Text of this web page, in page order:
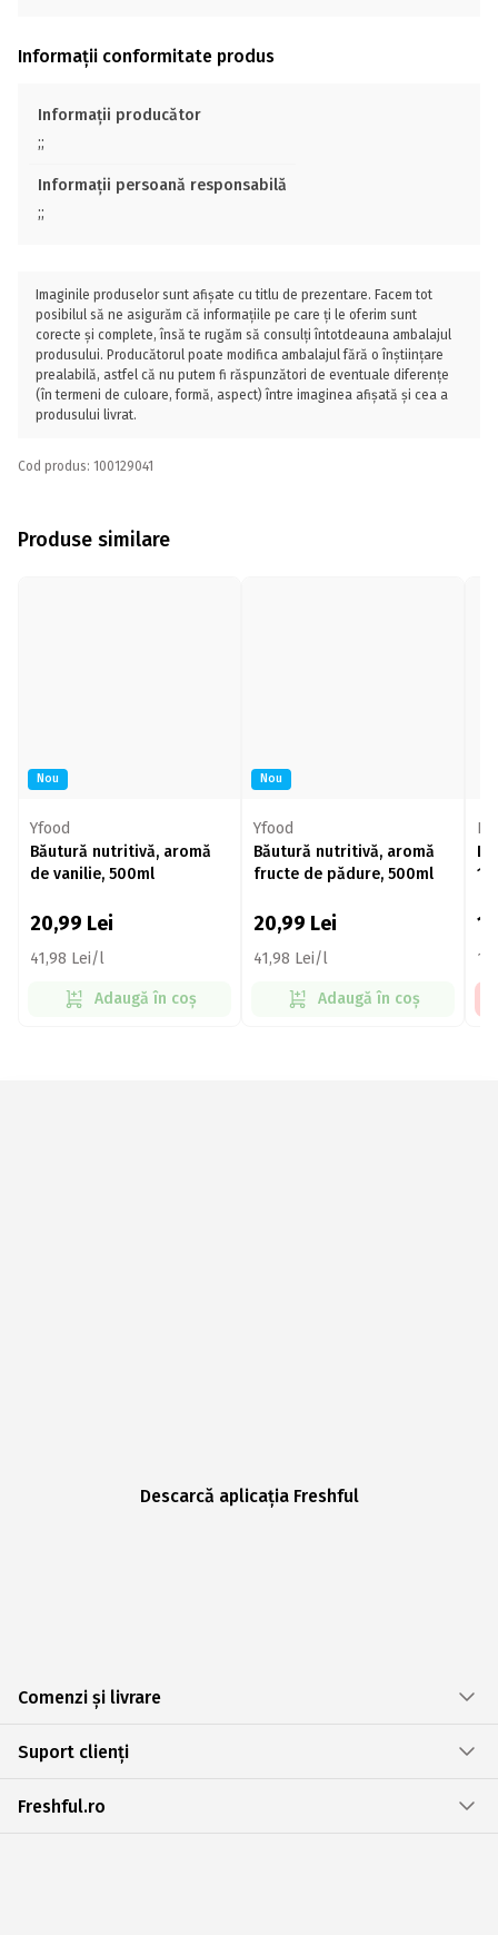
Informații conformitate produs
Informații producător
;;
Informații persoană responsabilă
;;
Imaginile produselor sunt afișate cu titlu de prezentare. Facem tot
posibilul să ne asigurăm că informațiile pe care ți le oferim sunt
corecte și complete, însă te rugăm să consulți întotdeauna ambalajul
produsului. Producătorul poate modifica ambalajul fără o înștiințare
prealabilă, astfel că nu putem fi răspunzători de eventuale diferențe
(în termeni de culoare, formă, aspect) între imaginea afișată și cea a
produsului livrat.
Cod produs: 100129041
Produse similare
Nou
Yfood
Băutură nutritivă, aromă
de vanilie, 500ml
20,99 Lei
41,98 Lei/l
Adaugă în coș
Nou
Yfood
Băutură nutritivă, aromă
fructe de pădure, 500ml
20,99 Lei
41,98 Lei/l
Adaugă în coș
Descarcă aplicația Freshful
Comenzi și livrare
Suport clienți
Freshful.ro